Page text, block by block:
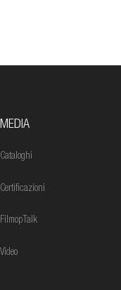
MEDIA
Cataloghi
Certificazioni
FilmopTalk
Video